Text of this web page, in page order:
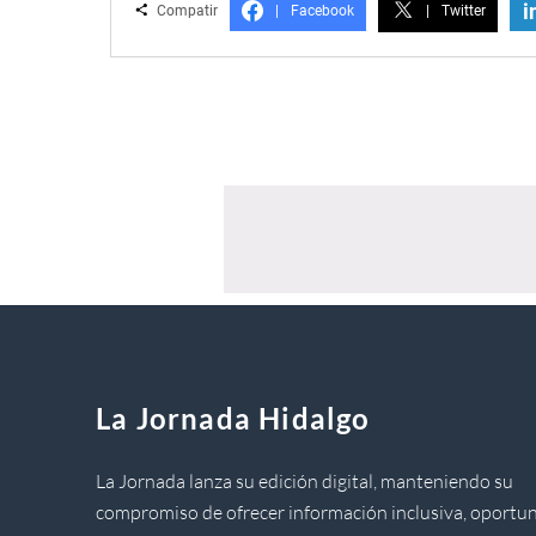
Compatir Facebook Twitter
La Jornada Hidalgo
La Jornada lanza su edición digital, manteniendo su
compromiso de ofrecer información inclusiva,